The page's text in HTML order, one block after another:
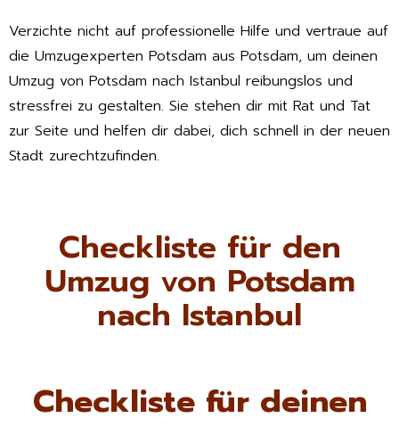
Verzichte nicht auf professionelle Hilfe und vertraue auf
die Umzugexperten Potsdam aus Potsdam, um deinen
Umzug von Potsdam nach Istanbul reibungslos und
stressfrei zu gestalten. Sie stehen dir mit Rat und Tat
zur Seite und helfen dir dabei, dich schnell in der neuen
Stadt zurechtzufinden.
Checkliste für den
Umzug von Potsdam
nach Istanbul
Checkliste für deinen